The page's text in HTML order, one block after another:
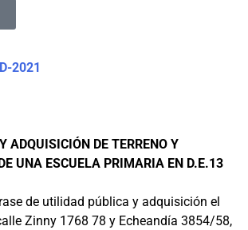
2021
ADQUISICIÓN DE TERRENO Y
UNA ESCUELA PRIMARIA EN D.E.13
de utilidad pública y adquisición el
Zinny 1768 78 y Echeandía 3854/58,